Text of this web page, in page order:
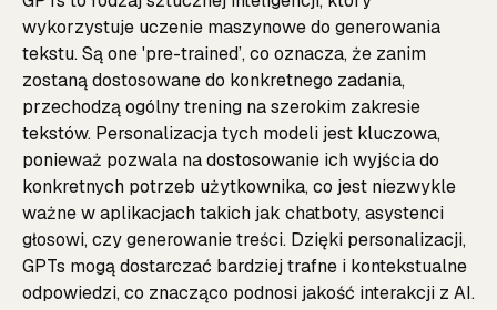
wykorzystuje uczenie maszynowe do generowania
tekstu. Są one 'pre-trained’, co oznacza, że zanim
zostaną dostosowane do konkretnego zadania,
przechodzą ogólny trening na szerokim zakresie
tekstów. Personalizacja tych modeli jest kluczowa,
ponieważ pozwala na dostosowanie ich wyjścia do
konkretnych potrzeb użytkownika, co jest niezwykle
ważne w aplikacjach takich jak chatboty, asystenci
głosowi, czy generowanie treści. Dzięki personalizacji,
GPTs mogą dostarczać bardziej trafne i kontekstualne
odpowiedzi, co znacząco podnosi jakość interakcji z AI.